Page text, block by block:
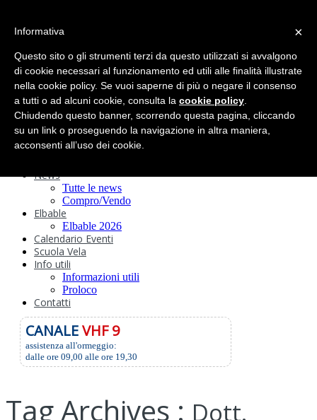
Circolo
Statuto e
Regolamenti
Storia
Ormeggi
Sede e Servizi
Attività
Safeguarding
News
Tutte le news
Compro/Vendo
Elbable
Elbable 2026
Calendario Eventi
Scuola Vela
Info utili
Informazioni utili
Proloco
Contatti
CANALEVHF 9
assistenza all'ormeggio:
dalle ore 09,00 alle ore 19,30
Tag Archives : Dott.
×
Informativa
Questo sito o gli strumenti terzi da questo utilizzati si avvalgono
di cookie necessari al funzionamento ed utili alle finalità illustrate
nella cookie policy. Se vuoi saperne di più o negare il consenso
a tutti o ad alcuni cookie, consulta la cookie policy
Chiudendo questo banner, scorrendo questa pagina, cliccando
su un link o proseguendo la navigazione in altra maniera,
acconsenti all’uso dei cookie.